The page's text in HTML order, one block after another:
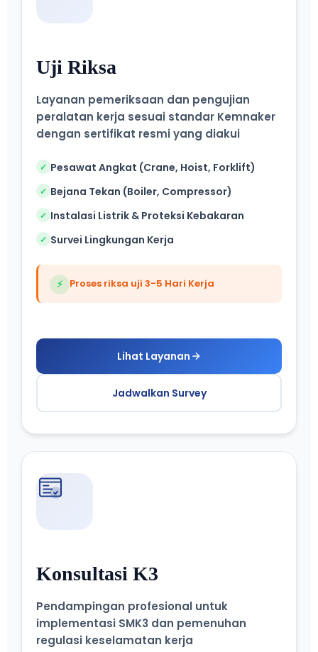
Uji Riksa
Layanan pemeriksaan dan pengujian
peralatan kerja sesuai standar Kemnaker
dengan sertifikat resmi yang diakui
✓ Pesawat Angkat (Crane, Hoist, Forklift)
✓ Bejana Tekan (Boiler, Compressor)
✓ Instalasi Listrik & Proteksi Kebakaran
✓ Survei Lingkungan Kerja
⚡ Proses riksa uji 3-5 Hari Kerja
Lihat Layanan
Jadwalkan Survey
Konsultasi K3
Pendampingan profesional untuk
implementasi SMK3 dan pemenuhan
regulasi keselamatan kerja